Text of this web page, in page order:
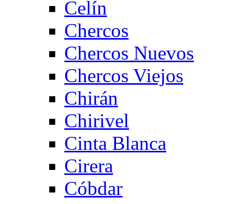
Celín
Chercos
Chercos Nuevos
Chercos Viejos
Chirán
Chirivel
Cinta Blanca
Cirera
Cóbdar